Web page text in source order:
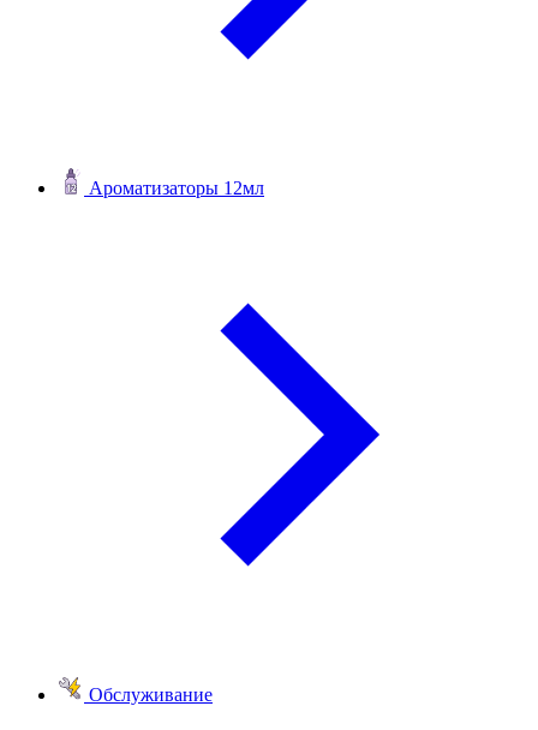
Ароматизаторы 12мл
Обслуживание